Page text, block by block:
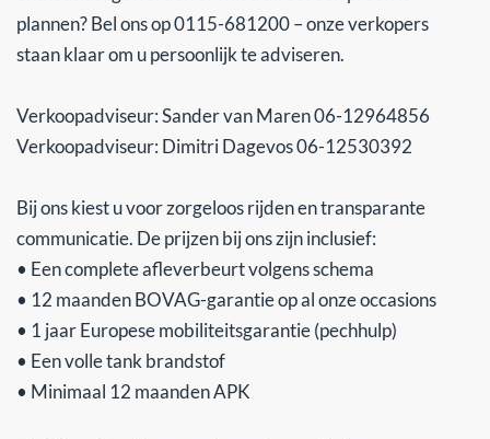
plannen? Bel ons op 0115-681200 – onze verkopers
staan klaar om u persoonlijk te adviseren.
Verkoopadviseur: Sander van Maren 06-12964856
Verkoopadviseur: Dimitri Dagevos 06-12530392
Bij ons kiest u voor zorgeloos rijden en transparante
communicatie. De prijzen bij ons zijn inclusief:
• Een complete afleverbeurt volgens schema
• 12 maanden BOVAG-garantie op al onze occasions
• 1 jaar Europese mobiliteitsgarantie (pechhulp)
• Een volle tank brandstof
• Minimaal 12 maanden APK